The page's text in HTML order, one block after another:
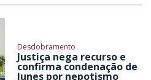
Desdobramento
Justiça nega recurso e
confirma condenação de
Iunes por nepotismo